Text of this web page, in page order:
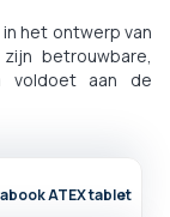
het ontwerp van
betrouwbare,
voldoet aan de
of publieke
ATEX tablet